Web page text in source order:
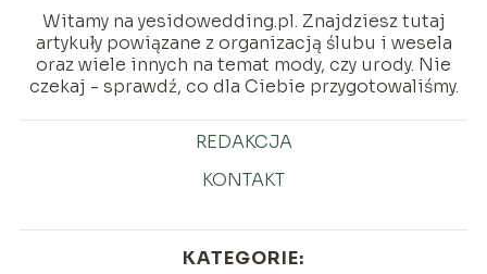
Witamy na yesidowedding.pl. Znajdziesz tutaj
artykuły powiązane z organizacją ślubu i wesela
oraz wiele innych na temat mody, czy urody. Nie
czekaj - sprawdź, co dla Ciebie przygotowaliśmy.
REDAKCJA
KONTAKT
KATEGORIE: